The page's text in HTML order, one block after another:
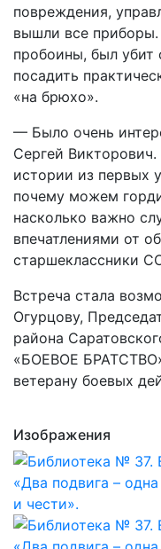
повреждения,
вышли все
пробоины, был убит
посадить
«на брюхо».
— Было очень
Сергей
истории из первых
почему можем
насколько важно
впечатлениями от
старшеклассники
Встреча стала
Огурцову,
района
«БОЕВОЕ
ветерану боевых
Изображения